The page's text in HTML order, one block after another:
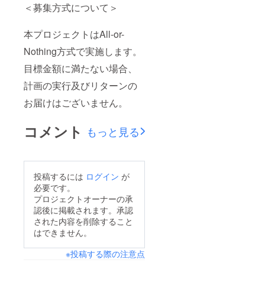
＜募集方式について＞
本プロジェクトはAll-or-
Nothing方式で実施します。
目標金額に満たない場合、
計画の実行及びリターンの
お届けはございません。
コメント もっと見る
投稿するには ログイン が
必要です。
プロジェクトオーナーの承
認後に掲載されます。承認
された内容を削除すること
はできません。
※投稿する際の注意点